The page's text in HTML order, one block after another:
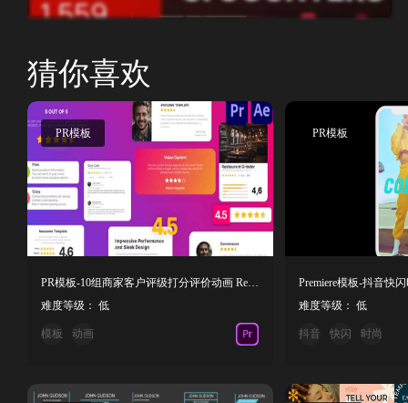
猜你喜欢
PR模板
PR模板-10组商家客户评级打分评价动画 Review Mockups
难度等级： 低
模板 动画
PR模板
难度等级： 低
抖音 快闪 时尚